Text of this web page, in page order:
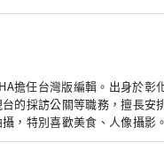
擔任台灣版編輯。出身於彰
的採訪公關等職務，擅長安
，特別喜歡美食、人像攝
丁等大叔系景點，因此自稱